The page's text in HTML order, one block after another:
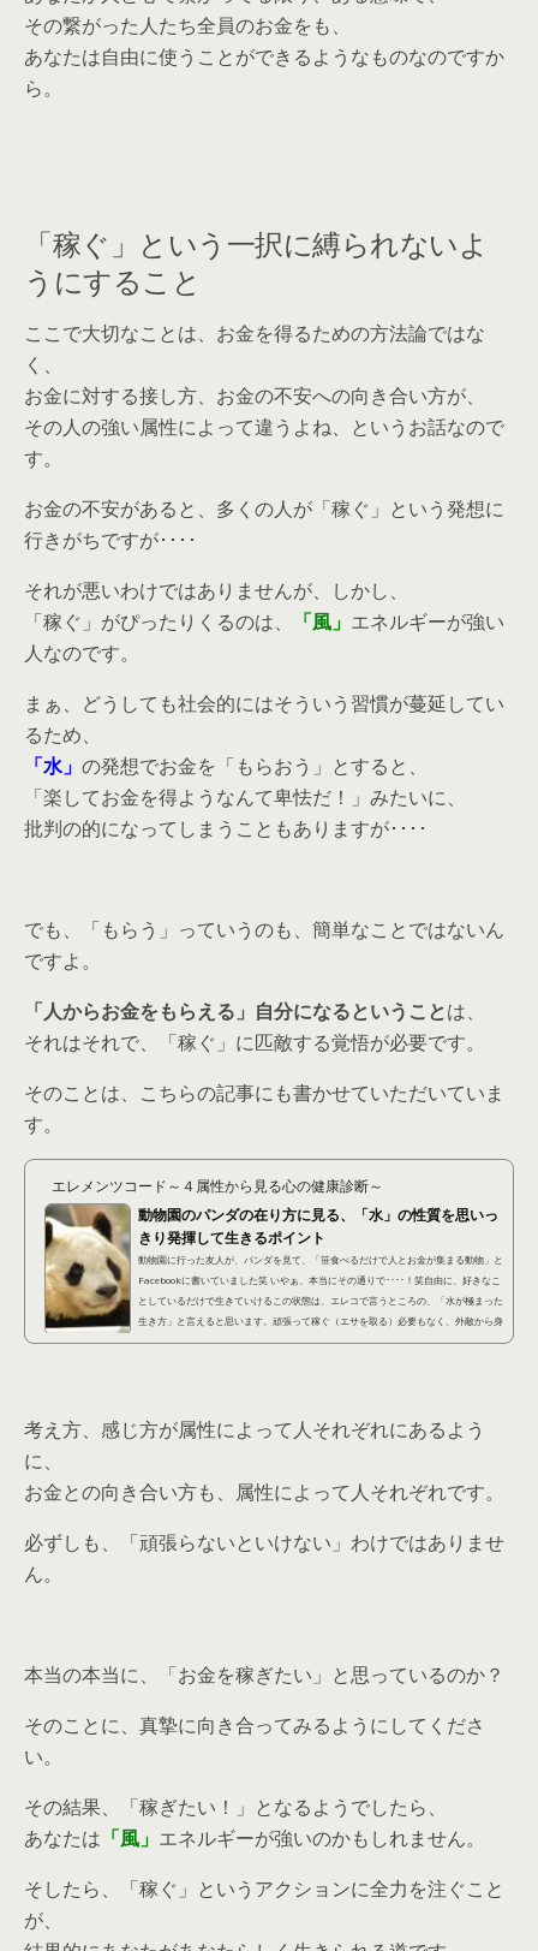
その繋がった人たち全員のお金をも、
あなたは自由に使うことができるようなものなのですか
ら。
「稼ぐ」という一択に縛られないよ
うにすること
ここで大切なことは、お金を得るための方法論ではな
く、
お金に対する接し方、お金の不安への向き合い方が、
その人の強い属性によって違うよね、というお話なので
す。
お金の不安があると、多くの人が「稼ぐ」という発想に
行きがちですが････
それが悪いわけではありませんが、しかし、
「稼ぐ」がぴったりくるのは、
「風」 エネルギーが強い
人なのです。
まぁ、どうしても社会的にはそういう習慣が蔓延してい
るため、
「水」 の発想でお金を「もらおう」とすると、
「楽してお金を得ようなんて卑怯だ！」みたいに、
批判の的になってしまうこともありますが････
でも、「もらう」っていうのも、簡単なことではないん
ですよ。
「人からお金をもらえる」自分になるということは、
それはそれで、「稼ぐ」に匹敵する覚悟が必要です。
そのことは、こちらの記事にも書かせていただいていま
す。
エレメンツコード～４属性から見る心の健康診断～
動物園のパンダの在り方に見る、「水」の性質を思いっ
きり発揮して生きるポイント
動物園に行った友人が、パンダを見て、「笹食べるだけで人とお金が集まる動物」と
Facebookに書いていました笑 いやぁ、本当にその通りで････！笑自由に、好きなこ
としているだけで生きていけるこの状態は、エレコで言うところの、「水が極まった
生き方」と言えると思います。頑張って稼ぐ（エサを取る）必要もなく、外敵から身
を守る必要もなく、生きるために必要なことは、ほぼすべて他人（飼育員）がやって
考え方、感じ方が属性によって人それぞれにあるよう
に、
お金との向き合い方も、属性によって人それぞれです。
必ずしも、「頑張らないといけない」わけではありませ
ん。
本当の本当に、「お金を稼ぎたい」と思っているのか？
そのことに、真摯に向き合ってみるようにしてくださ
い。
その結果、「稼ぎたい！」となるようでしたら、
あなたは 「風」 エネルギーが強いのかもしれません。
そしたら、「稼ぐ」というアクションに全力を注ぐこと
が、